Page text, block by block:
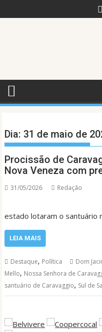
to
Dia: 31 de maio de
Procissão de
Nova Veneza com
31/05/2026 Redação
estado lotaram o santuário
LEIA MAIS
Destaque, Política Dom
Mello, Nossa Senhora de
santuário de Caravaggio, Sul de